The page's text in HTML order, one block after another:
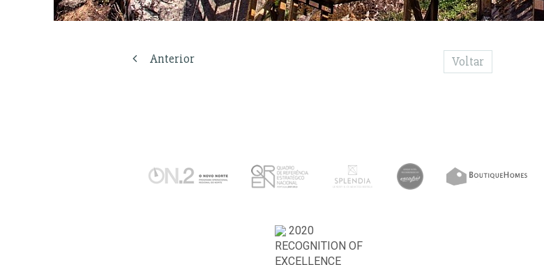
Anterior Voltar
2020
RECOGNITION OF
EXCELLENCE